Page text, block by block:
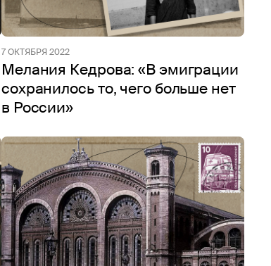
7 ОКТЯБРЯ 2022
Мелания Кедрова: «В эмиграции
сохранилось то, чего больше нет
в России»